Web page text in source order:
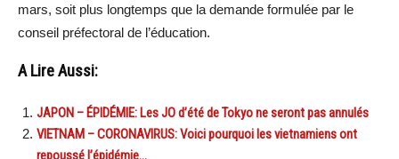
mars, soit plus longtemps que la demande formulée par le
conseil préfectoral de l’éducation.
A Lire Aussi:
JAPON – ÉPIDÉMIE: Les JO d’été de Tokyo ne seront pas annulés
VIETNAM – CORONAVIRUS: Voici pourquoi les vietnamiens ont
repoussé l’épidémie…